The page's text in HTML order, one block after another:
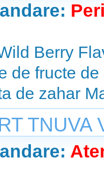
Berry
de fructe
de zahar
TNUVA